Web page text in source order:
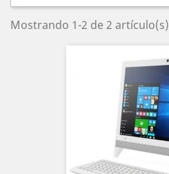
Mostrando 1-2 de 2 artículo(s)